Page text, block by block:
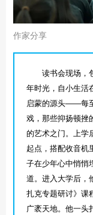
作家分享
读书会现场，
年时光，自小生活
启蒙的源头——每
戏，那些抑扬顿挫
的艺术之门。上学
起点，搭配收音机
子在少年心中悄悄
道。进入大学后，
扎克专题研讨》课
广袤天地。他一头